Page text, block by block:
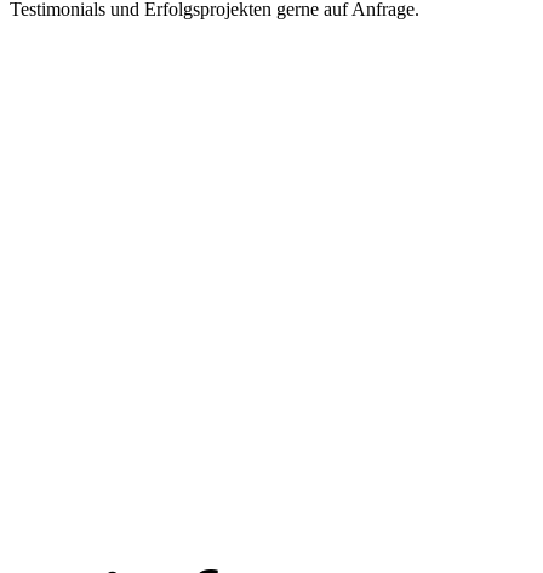
Testimonials und Erfolgsprojekten gerne auf Anfrage.